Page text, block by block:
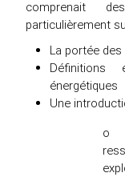
comprenait
particulièrement
La portée
Définitions
énergétiques
Une
o